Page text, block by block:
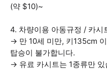
(약 $10)~
4. 차량이용 아동규정 / 카시
→ 만 10세 미만, 키135cm
탑승이 불가합니다.
→ 유료 카시트는 1종류만